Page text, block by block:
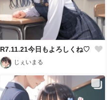
R7.11.21今日もよろしくね♡
じぇいまる